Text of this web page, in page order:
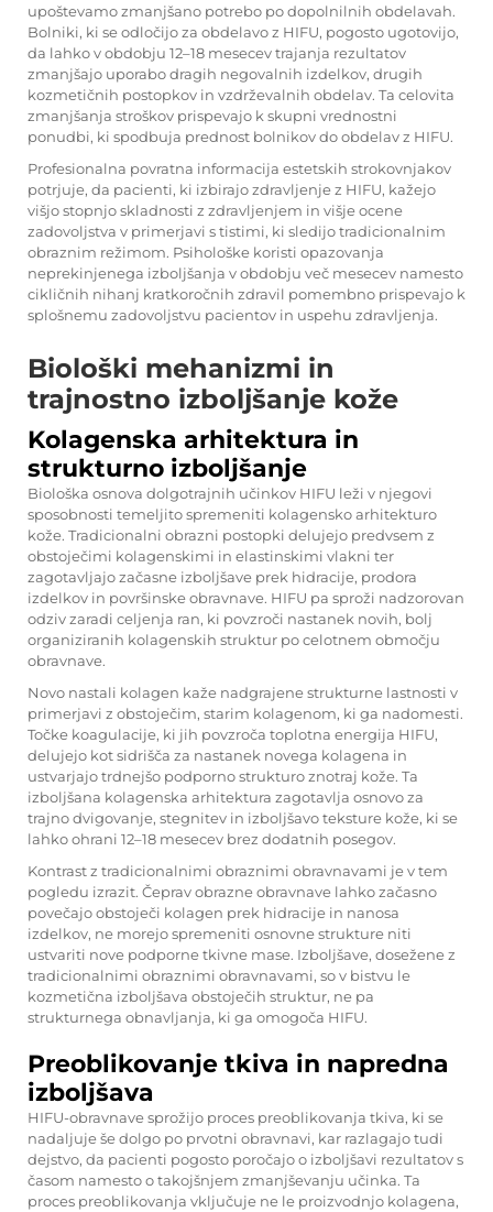
upoštevamo zmanjšano potrebo po dopolnilnih obdelavah.
Bolniki, ki se odločijo za obdelavo z HIFU, pogosto ugotovijo,
da lahko v obdobju 12–18 mesecev trajanja rezultatov
zmanjšajo uporabo dragih negovalnih izdelkov, drugih
kozmetičnih postopkov in vzdrževalnih obdelav. Ta celovita
zmanjšanja stroškov prispevajo k skupni vrednostni
ponudbi, ki spodbuja prednost bolnikov do obdelav z HIFU.
Profesionalna povratna informacija estetskih strokovnjakov
potrjuje, da pacienti, ki izbirajo zdravljenje z HIFU, kažejo
višjo stopnjo skladnosti z zdravljenjem in višje ocene
zadovoljstva v primerjavi s tistimi, ki sledijo tradicionalnim
obraznim režimom. Psihološke koristi opazovanja
neprekinjenega izboljšanja v obdobju več mesecev namesto
cikličnih nihanj kratkoročnih zdravil pomembno prispevajo k
splošnemu zadovoljstvu pacientov in uspehu zdravljenja.
Biološki mehanizmi in
trajnostno izboljšanje kože
Kolagenska arhitektura in
strukturno izboljšanje
Biološka osnova dolgotrajnih učinkov HIFU leži v njegovi
sposobnosti temeljito spremeniti kolagensko arhitekturo
kože. Tradicionalni obrazni postopki delujejo predvsem z
obstoječimi kolagenskimi in elastinskimi vlakni ter
zagotavljajo začasne izboljšave prek hidracije, prodora
izdelkov in površinske obravnave. HIFU pa sproži nadzorovan
odziv zaradi celjenja ran, ki povzroči nastanek novih, bolj
organiziranih kolagenskih struktur po celotnem območju
obravnave.
Novo nastali kolagen kaže nadgrajene strukturne lastnosti v
primerjavi z obstoječim, starim kolagenom, ki ga nadomesti.
Točke koagulacije, ki jih povzroča toplotna energija HIFU,
delujejo kot sidrišča za nastanek novega kolagena in
ustvarjajo trdnejšo podporno strukturo znotraj kože. Ta
izboljšana kolagenska arhitektura zagotavlja osnovo za
trajno dvigovanje, stegnitev in izboljšavo teksture kože, ki se
lahko ohrani 12–18 mesecev brez dodatnih posegov.
Kontrast z tradicionalnimi obraznimi obravnavami je v tem
pogledu izrazit. Čeprav obrazne obravnave lahko začasno
povečajo obstoječi kolagen prek hidracije in nanosa
izdelkov, ne morejo spremeniti osnovne strukture niti
ustvariti nove podporne tkivne mase. Izboljšave, dosežene z
tradicionalnimi obraznimi obravnavami, so v bistvu le
kozmetična izboljšava obstoječih struktur, ne pa
strukturnega obnavljanja, ki ga omogoča HIFU.
Preoblikovanje tkiva in napredna
izboljšava
HIFU-obravnave sprožijo proces preoblikovanja tkiva, ki se
nadaljuje še dolgo po prvotni obravnavi, kar razlagajo tudi
dejstvo, da pacienti pogosto poročajo o izboljšavi rezultatov s
časom namesto o takojšnjem zmanjševanju učinka. Ta
proces preoblikovanja vključuje ne le proizvodnjo kolagena,